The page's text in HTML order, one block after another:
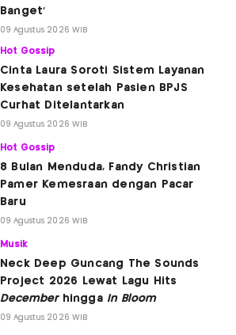
Banget'
09 Agustus 2026 WIB
Hot Gossip
Cinta Laura Soroti Sistem Layanan
Kesehatan setelah Pasien BPJS
Curhat Ditelantarkan
09 Agustus 2026 WIB
Hot Gossip
8 Bulan Menduda, Fandy Christian
Pamer Kemesraan dengan Pacar
Baru
09 Agustus 2026 WIB
Musik
Neck Deep Guncang The Sounds
Project 2026 Lewat Lagu Hits
Decemberhingga In Bloom
09 Agustus 2026 WIB